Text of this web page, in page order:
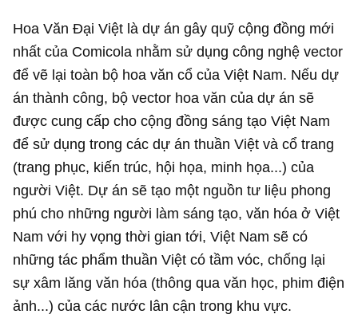
Hoa Văn Đại Việt là dự án gây quỹ cộng đồng mới
nhất của Comicola nhằm sử dụng công nghệ vector
để vẽ lại toàn bộ hoa văn cổ của Việt Nam. Nếu dự
án thành công, bộ vector hoa văn của dự án sẽ
được cung cấp cho cộng đồng sáng tạo Việt Nam
để sử dụng trong các dự án thuần Việt và cổ trang
(trang phục, kiến trúc, hội họa, minh họa...) của
người Việt. Dự án sẽ tạo một nguồn tư liệu phong
phú cho những người làm sáng tạo, văn hóa ở Việt
Nam với hy vọng thời gian tới, Việt Nam sẽ có
những tác phẩm thuần Việt có tầm vóc, chống lại
sự xâm lăng văn hóa (thông qua văn học, phim điện
ảnh...) của các nước lân cận trong khu vực.